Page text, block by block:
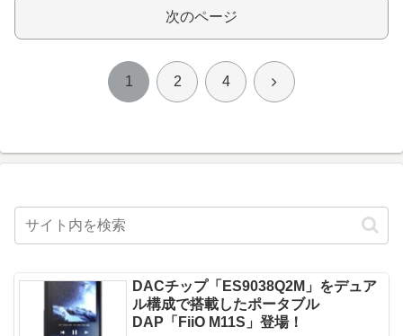
次のページ
1 2 4 次
DACチップ「ES9038Q2M」をデュア
ル構成で搭載したポータブル
DAP「FiiO M11S」登場！